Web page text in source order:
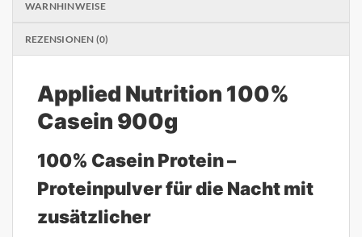
WARNHINWEISE
REZENSIONEN (0)
Applied Nutrition 100%
Casein 900g
100% Casein Protein –
Proteinpulver für die Nacht mit
zusätzlicher